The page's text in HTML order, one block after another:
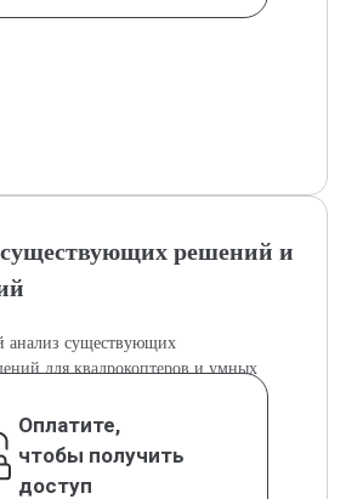
существующих решений и
анализ существующих
для квадрокоптеров и умных
Оплатите,
чтобы получить
доступ